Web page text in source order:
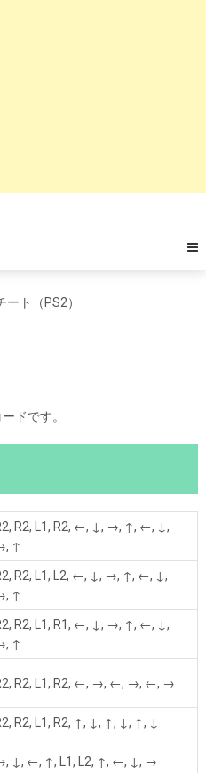
ート（PS2）
ドです。
R2, L1, R2, ←, ↓, →, ↑, ←, ↓,
↑
R2, L1, L2, ←, ↓, →, ↑, ←, ↓,
↑
R2, L1, R1, ←, ↓, →, ↑, ←, ↓,
↑
R2, L1, R2, ←, →, ←, →, ←, →
R2, L1, R2, ↑, ↓, ↑, ↓, ↑, ↓
↓, ←, ↑, L1, L2, ↑, ←, ↓, →